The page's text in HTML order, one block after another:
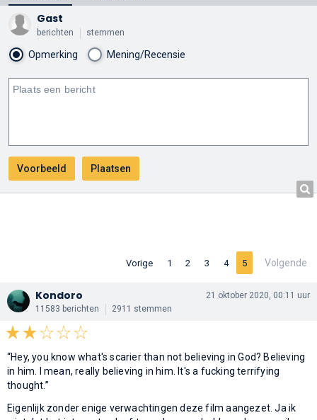
Gast
berichten stemmen
Opmerking Mening/Recensie
Vorige 1 2 3 4 5 Volgende
Kondoro
11583 berichten 2911 stemmen
21 oktober 2020, 00:11 uur
“Hey, you know what's scarier than not believing in God? Believing
in him. I mean, really believing in him. It's a fucking terrifying
thought.”
Eigenlijk zonder enige verwachtingen deze film aangezet. Ja ik